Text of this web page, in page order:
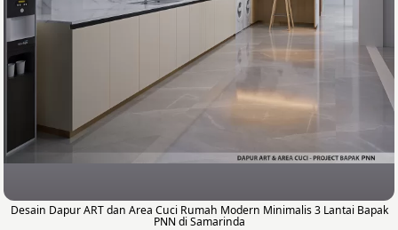
Desain Dapur ART dan Area Cuci Rumah Modern Minimalis 3 Lantai Bapak
PNN di Samarinda